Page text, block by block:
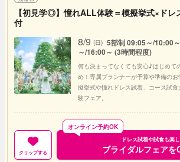
【初見学◎】憧れALL体験＝模擬挙式×ドレ
付
8/9 (日) 5部制 09:05～/10:00
～/16:00～ (3時間程度)
何も決まってなくても安心♪はじめて
め！専属プランナーが予算や準備の
擬挙式や憧れドレス試着、コース試
験フェア。
クリップする
ドレス試着や試食も楽
ブライダルフェアを
オンライン予約OK